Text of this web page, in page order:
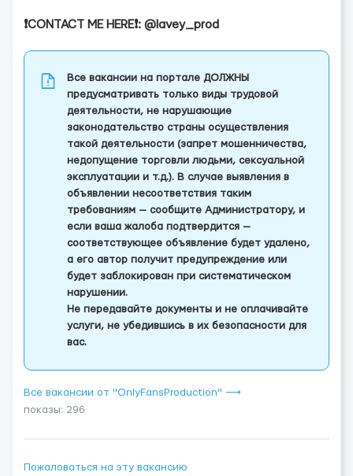
❗️CONTACT ME HERE❗️: @lavey_prod
Все вакансии на портале ДОЛЖНЫ
предусматривать только виды трудовой
деятельности, не нарушающие
законодательство страны осуществления
такой деятельности (запрет мошенничества,
недопущение торговли людьми, сексуальной
эксплуатации и т.д.). В случае выявления в
объявлении несоответствия таким
требованиям — сообщите Администратору, и
если ваша жалоба подтвердится —
соответствующее объявление будет удалено,
а его автор получит предупреждение или
будет заблокирован при систематическом
нарушении.
Не передавайте документы и не оплачивайте
услуги, не убедившись в их безопасности для
вас.
Все вакансии от "OnlyFansProduction" ⟶
показы: 296
Пожаловаться на эту вакансию